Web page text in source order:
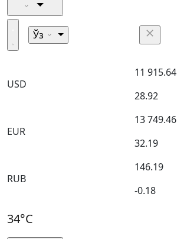
Ўз
USD
11 915.64
28.92
EUR
13 749.46
32.19
RUB
146.19
-0.18
34°C